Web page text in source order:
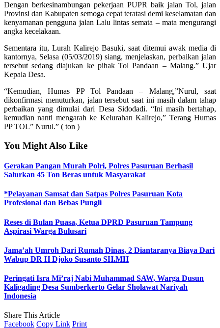
Dengan berkesinambungan pekerjaan PUPR baik jalan Tol, jalan
Provinsi dan Kabupaten semoga cepat teratasi demi keselamatan dan
kenyamanan pengguna jalan Lalu lintas semata – mata mengurangi
angka kecelakaan.
Sementara itu, Lurah Kalirejo Basuki, saat ditemui awak media di
kantornya, Selasa (05/03/2019) siang, menjelaskan, perbaikan jalan
tersebut sedang diajukan ke pihak Tol Pandaan – Malang.” Ujar
Kepala Desa.
“Kemudian, Humas PP Tol Pandaan – Malang,”Nurul, saat
dikonfirmasi menuturkan, jalan tersebut saat ini masih dalam tahap
perbaikan yang dimulai dari Desa Sidodadi. “Ini masih bertahap,
kemudian nanti mengarah ke Kelurahan Kalirejo,” Terang Humas
PP TOL” Nurul.” ( ton )
You Might Also Like
Gerakan Pangan Murah Polri, Polres Pasuruan Berhasil
Salurkan 45 Ton Beras untuk Masyarakat
*Pelayanan Samsat dan Satpas Polres Pasuruan Kota
Profesional dan Bebas Pungli
Reses di Bulan Puasa, Ketua DPRD Pasuruan Tampung
Aspirasi Warga Bulusari
Jama’ah Umroh Dari Rumah Dinas, 2 Diantaranya Biaya Dari
Wabup DR H Djoko Susanto SH.MH
Peringati Isra Mi’raj Nabi Muhammad SAW, Warga Dusun
Kaligading Desa Sumberkerto Gelar Sholawat Nariyah
Indonesia
Share This Article
Facebook Copy Link Print